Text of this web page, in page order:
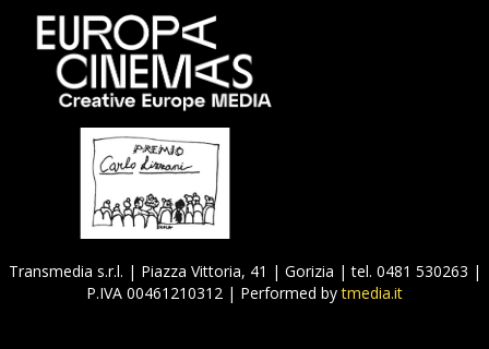
Transmedia s.r.l. | Piazza Vittoria, 41 | Gorizia | tel. 0481 530263 |
P.IVA 00461210312 | Performed bytmedia.it